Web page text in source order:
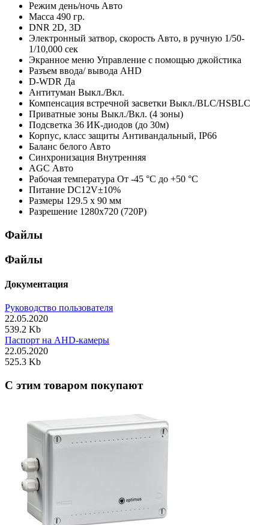
Режим день/ночь Авто
Масса 490 гр.
DNR 2D, 3D
Электронный затвор, скорость Авто, в ручную 1/50-
1/10,000 сек
Экранное меню Управление с помощью джойстика
Разъем ввода/ вывода AHD
D-WDR Да
Антитуман Выкл./Вкл.
Компенсация встречной засветки Выкл./BLC/HSBLC
Приватные зоны Выкл./Вкл. (4 зоны)
Подсветка 36 ИК-диодов (до 30м)
Корпус, класс защиты Антивандальный, IP66
Баланс белого Авто
Синхронизация Внутренняя
AGC Авто
Рабочая температура От -45 °С до +50 °С
Питание DC12V±10%
Размеры 129.5 х 90 мм
Разрешение 1280х720 (720P)
Файлы
Файлы
Документация
Руководство пользователя
22.05.2020
539.2 Kb
Паспорт на AHD-камеры
22.05.2020
525.3 Kb
C этим товаром покупают